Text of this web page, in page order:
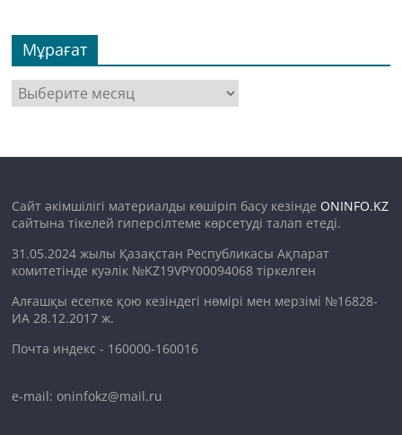
Мұрағат
Мұрағат
Сайт әкімшілігі материалды көшіріп басу кезінде ONINFO.KZ
сайтына тікелей гиперсілтеме көрсетуді талап етеді.
31.05.2024 жылы Қазақстан Республикасы Ақпарат
комитетінде куәлік №KZ19VPY00094068 тіркелген
Алғашқы есепке қою кезіндегі нөмірі мен мерзімі №16828-
ИА 28.12.2017 ж.
Почта индекс - 160000-160016
e-mail: oninfokz@mail.ru